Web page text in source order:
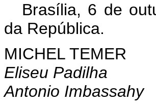
Brasília, 6 de
da República.
MICHEL TEMER
Eliseu Padilha
Antonio Imbassahy